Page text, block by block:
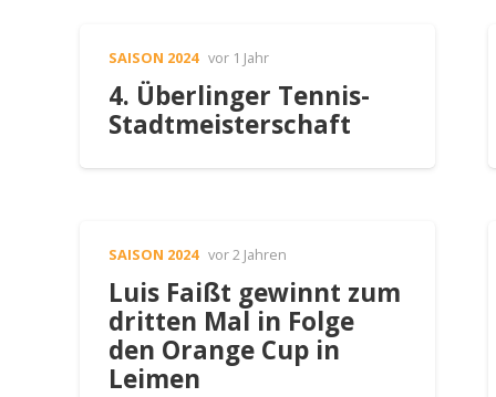
SAISON 2024 vor 1 Jahr
4. Überlinger Tennis-
Stadtmeisterschaft
SAISON 2024 vor 2 Jahren
Luis Faißt gewinnt zum
dritten Mal in Folge
den Orange Cup in
Leimen